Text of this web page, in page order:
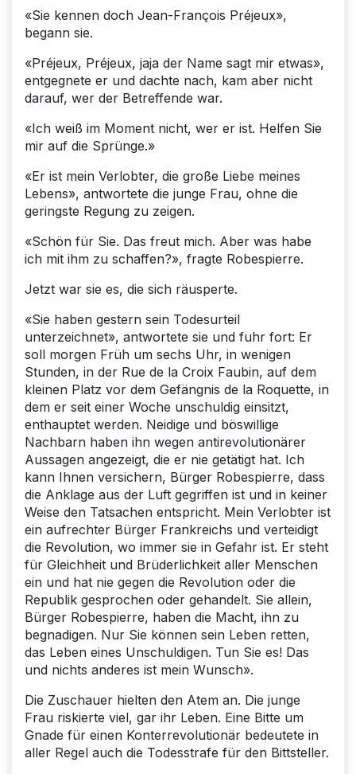
«Sie kennen doch Jean-François Préjeux»,
begann sie.
«Préjeux, Préjeux, jaja der Name sagt mir etwas»,
entgegnete er und dachte nach, kam aber nicht
darauf, wer der Betreffende war.
«Ich weiß im Moment nicht, wer er ist. Helfen Sie
mir auf die Sprünge.»
«Er ist mein Verlobter, die große Liebe meines
Lebens», antwortete die junge Frau, ohne die
geringste Regung zu zeigen.
«Schön für Sie. Das freut mich. Aber was habe
ich mit ihm zu schaffen?», fragte Robespierre.
Jetzt war sie es, die sich räusperte.
«Sie haben gestern sein Todesurteil
unterzeichnet», antwortete sie und fuhr fort: Er
soll morgen Früh um sechs Uhr, in wenigen
Stunden, in der Rue de la Croix Faubin, auf dem
kleinen Platz vor dem Gefängnis de la Roquette, in
dem er seit einer Woche unschuldig einsitzt,
enthauptet werden. Neidige und böswillige
Nachbarn haben ihn wegen antirevolutionärer
Aussagen angezeigt, die er nie getätigt hat. Ich
kann Ihnen versichern, Bürger Robespierre, dass
die Anklage aus der Luft gegriffen ist und in keiner
Weise den Tatsachen entspricht. Mein Verlobter ist
ein aufrechter Bürger Frankreichs und verteidigt
die Revolution, wo immer sie in Gefahr ist. Er steht
für Gleichheit und Brüderlichkeit aller Menschen
ein und hat nie gegen die Revolution oder die
Republik gesprochen oder gehandelt. Sie allein,
Bürger Robespierre, haben die Macht, ihn zu
begnadigen. Nur Sie können sein Leben retten,
das Leben eines Unschuldigen. Tun Sie es! Das
und nichts anderes ist mein Wunsch».
Die Zuschauer hielten den Atem an. Die junge
Frau riskierte viel, gar ihr Leben. Eine Bitte um
Gnade für einen Konterrevolutionär bedeutete in
aller Regel auch die Todesstrafe für den Bittsteller.